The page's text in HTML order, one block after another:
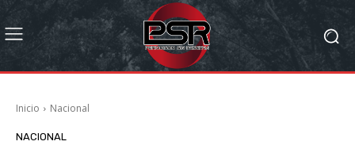
Inicio Nacional
NACIONAL